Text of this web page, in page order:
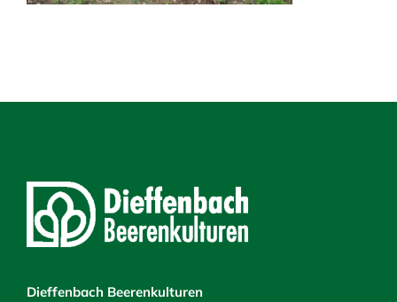
Dieffenbach Beerenkulturen